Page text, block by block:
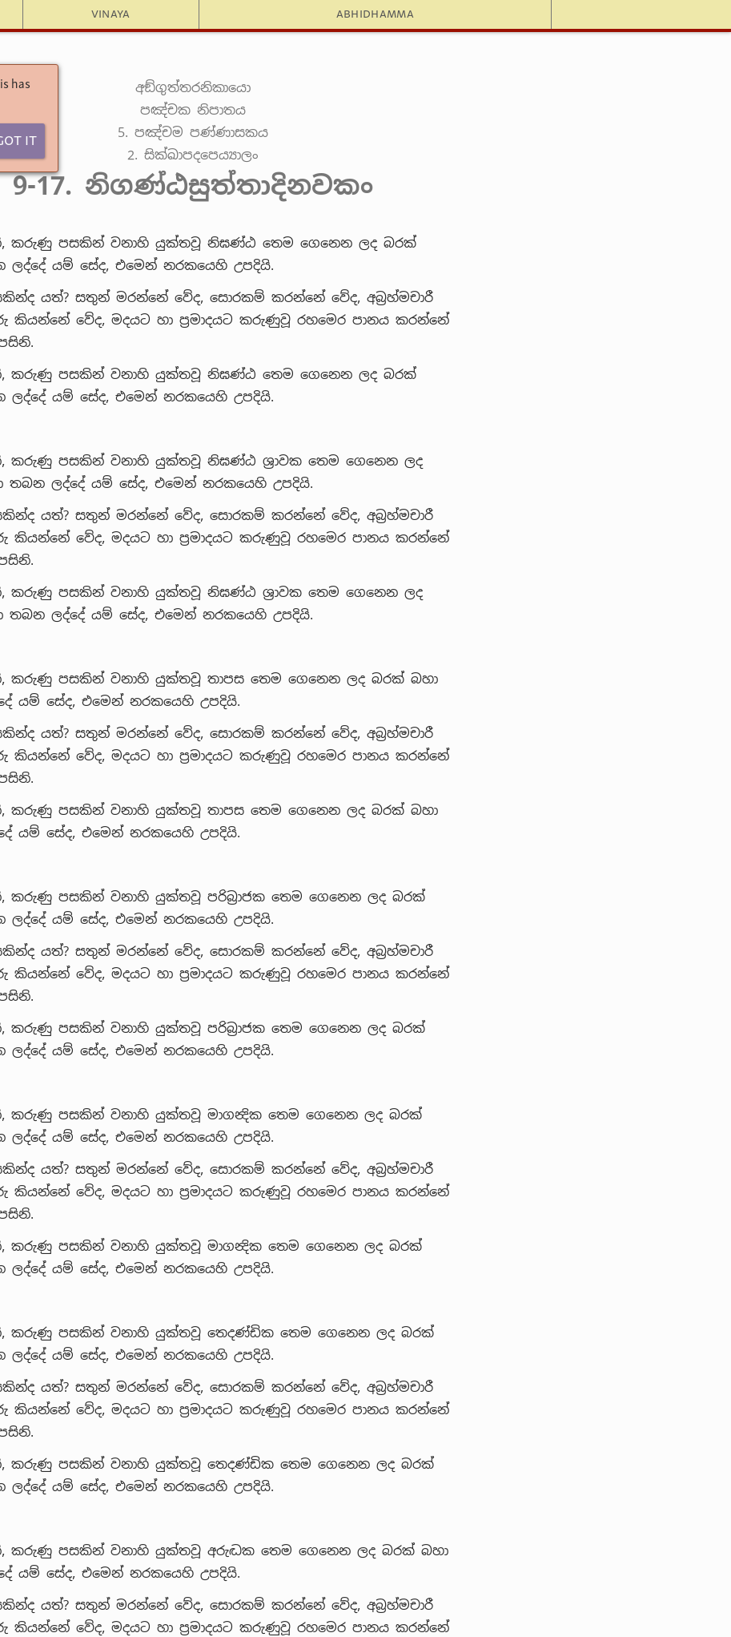
Vinaya Abhidhamma
has
It
අඞ්ගුත්තරනිකායො
පඤ්චක නිපාතය
5. පඤ්චම පණ්ණාසකය
2. සික්ඛාපදපෙය්‍යාලං
9-17. නිගණ්ඨසුත්තාදිනවකං
කරුණු පසකින් වනාහි යුක්තවූ නිඝණ්ඨ තෙම ගෙනෙන ලද බරක්
ලද්දේ යම් සේද, එමෙන් නරකයෙහි උපදියි.
යත්? සතුන් මරන්නේ වේද, සොරකම් කරන්නේ වේද, අබ්‍රහ්මචාරී
කියන්නේ වේද, මදයට හා ප්‍රමාදයට කරුණුවූ රහමෙර පානය කරන්නේ
කරුණු පසකින් වනාහි යුක්තවූ නිඝණ්ඨ තෙම ගෙනෙන ලද බරක්
ලද්දේ යම් සේද, එමෙන් නරකයෙහි උපදියි.
කරුණු පසකින් වනාහි යුක්තවූ නිඝණ්ඨ ශ්‍රාවක තෙම ගෙනෙන ලද
තබන ලද්දේ යම් සේද, එමෙන් නරකයෙහි උපදියි.
යත්? සතුන් මරන්නේ වේද, සොරකම් කරන්නේ වේද, අබ්‍රහ්මචාරී
කියන්නේ වේද, මදයට හා ප්‍රමාදයට කරුණුවූ රහමෙර පානය කරන්නේ
කරුණු පසකින් වනාහි යුක්තවූ නිඝණ්ඨ ශ්‍රාවක තෙම ගෙනෙන ලද
තබන ලද්දේ යම් සේද, එමෙන් නරකයෙහි උපදියි.
කරුණු පසකින් වනාහි යුක්තවූ තාපස තෙම ගෙනෙන ලද බරක් බහා
යම් සේද, එමෙන් නරකයෙහි උපදියි.
යත්? සතුන් මරන්නේ වේද, සොරකම් කරන්නේ වේද, අබ්‍රහ්මචාරී
කියන්නේ වේද, මදයට හා ප්‍රමාදයට කරුණුවූ රහමෙර පානය කරන්නේ
කරුණු පසකින් වනාහි යුක්තවූ තාපස තෙම ගෙනෙන ලද බරක් බහා
යම් සේද, එමෙන් නරකයෙහි උපදියි.
කරුණු පසකින් වනාහි යුක්තවූ පරිබ්‍රාජක තෙම ගෙනෙන ලද බරක්
ලද්දේ යම් සේද, එමෙන් නරකයෙහි උපදියි.
යත්? සතුන් මරන්නේ වේද, සොරකම් කරන්නේ වේද, අබ්‍රහ්මචාරී
කියන්නේ වේද, මදයට හා ප්‍රමාදයට කරුණුවූ රහමෙර පානය කරන්නේ
කරුණු පසකින් වනාහි යුක්තවූ පරිබ්‍රාජක තෙම ගෙනෙන ලද බරක්
ලද්දේ යම් සේද, එමෙන් නරකයෙහි උපදියි.
කරුණු පසකින් වනාහි යුක්තවූ මාගන්‍දික තෙම ගෙනෙන ලද බරක්
ලද්දේ යම් සේද, එමෙන් නරකයෙහි උපදියි.
යත්? සතුන් මරන්නේ වේද, සොරකම් කරන්නේ වේද, අබ්‍රහ්මචාරී
කියන්නේ වේද, මදයට හා ප්‍රමාදයට කරුණුවූ රහමෙර පානය කරන්නේ
කරුණු පසකින් වනාහි යුක්තවූ මාගන්‍දික තෙම ගෙනෙන ලද බරක්
ලද්දේ යම් සේද, එමෙන් නරකයෙහි උපදියි.
කරුණු පසකින් වනාහි යුක්තවූ තෙදණ්ඩික තෙම ගෙනෙන ලද බරක්
ලද්දේ යම් සේද, එමෙන් නරකයෙහි උපදියි.
යත්? සතුන් මරන්නේ වේද, සොරකම් කරන්නේ වේද, අබ්‍රහ්මචාරී
කියන්නේ වේද, මදයට හා ප්‍රමාදයට කරුණුවූ රහමෙර පානය කරන්නේ
කරුණු පසකින් වනාහි යුක්තවූ තෙදණ්ඩික තෙම ගෙනෙන ලද බරක්
ලද්දේ යම් සේද, එමෙන් නරකයෙහි උපදියි.
කරුණු පසකින් වනාහි යුක්තවූ අරුද්‍ධක තෙම ගෙනෙන ලද බරක් බහා
යම් සේද, එමෙන් නරකයෙහි උපදියි.
යත්? සතුන් මරන්නේ වේද, සොරකම් කරන්නේ වේද, අබ්‍රහ්මචාරී
කියන්නේ වේද, මදයට හා ප්‍රමාදයට කරුණුවූ රහමෙර පානය කරන්නේ